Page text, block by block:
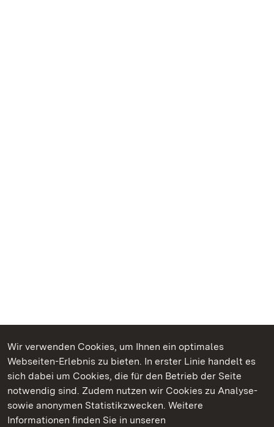
Wir verwenden Cookies, um Ihnen ein optimales
Webseiten-Erlebnis zu bieten. In erster Linie handelt es
sich dabei um Cookies, die für den Betrieb der Seite
notwendig sind. Zudem nutzen wir Cookies zu Analyse-
sowie anonymen Statistikzwecken. Weitere
Informationen finden Sie in unseren
Kommen. Staunen. Genießen.